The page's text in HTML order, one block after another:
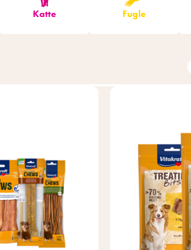
Katte Fugle